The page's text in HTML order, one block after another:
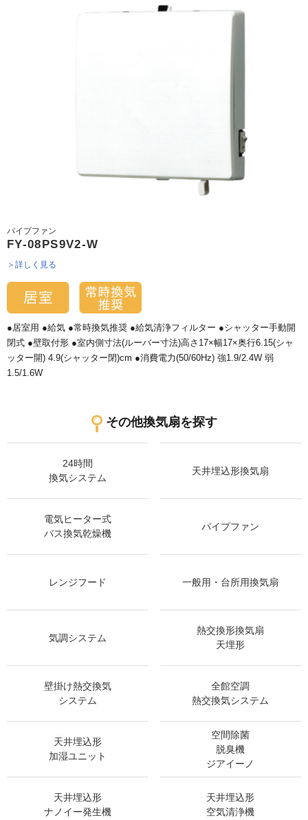
パイプファン
FY-08PS9V2-W
＞詳しく見る
●居室用 ●給気 ●常時換気推奨 ●給気清浄フィルター ●シャッター手動開
閉式 ●壁取付形 ●室内側寸法(ルーバー寸法)高さ17×幅17×奥行6.15(シャ
ッター開) 4.9(シャッター閉)cm ●消費電力(50/60Hz) 強1.9/2.4W 弱
1.5/1.6W
その他換気扇を探す
24時間
換気システム
天井埋込形換気扇
電気ヒーター式
バス換気乾燥機
パイプファン
レンジフード 一般用・台所用換気扇
気調システム
熱交換形換気扇
天埋形
壁掛け熱交換気
システム
全館空調
熱交換気システム
天井埋込形
加湿ユニット
空間除菌
脱臭機
ジアイーノ
天井埋込形
ナノイー発生機
天井埋込形
空気清浄機